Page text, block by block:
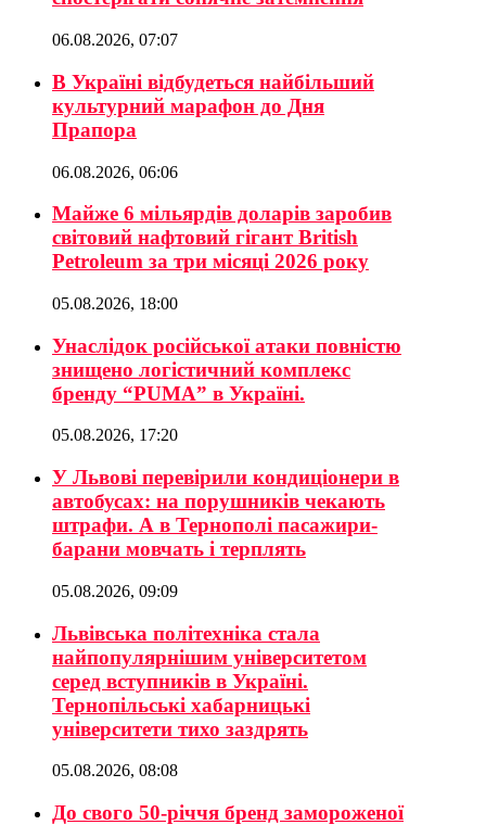
06.08.2026, 07:07
В Україні відбудеться найбільший
культурний марафон до Дня
Прапора
06.08.2026, 06:06
Майже 6 мільярдів доларів заробив
світовий нафтовий гігант British
Petroleum за три місяці 2026 року
05.08.2026, 18:00
Унаслідок російської атаки повністю
знищено логістичний комплекс
бренду “PUMA” в Україні.
05.08.2026, 17:20
У Львові перевірили кондиціонери в
автобусах: на порушників чекають
штрафи. А в Тернополі пасажири-
барани мовчать і терплять
05.08.2026, 09:09
Львівська політехніка стала
найпопулярнішим університетом
серед вступників в Україні.
Тернопільські хабарницькі
університети тихо заздрять
05.08.2026, 08:08
До свого 50-річчя бренд замороженої